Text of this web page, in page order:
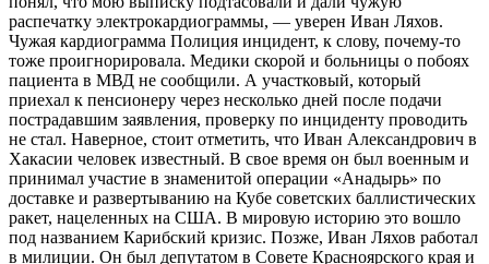
распечатку электрокардиограммы, — уверен Иван Ляхов.
Чужая кардиограмма Полиция инцидент, к слову, почему-то
тоже проигнорировала. Медики скорой и больницы о побоях
пациента в МВД не сообщили. А участковый, который
приехал к пенсионеру через несколько дней после подачи
пострадавшим заявления, проверку по инциденту проводить
не стал. Наверное, стоит отметить, что Иван Александрович в
Хакасии человек известный. В свое время он был военным и
принимал участие в знаменитой операции «Анадырь» по
доставке и развертыванию на Кубе советских баллистических
ракет, нацеленных на США. В мировую историю это вошло
под названием Карибский кризис. Позже, Иван Ляхов работал
в милиции. Он был депутатом в Совете Красноярского края и